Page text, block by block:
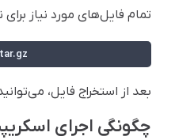
تمام فایل‌های مورد نیاز
بعد از استخراج فایل،
چگونگی اجرای